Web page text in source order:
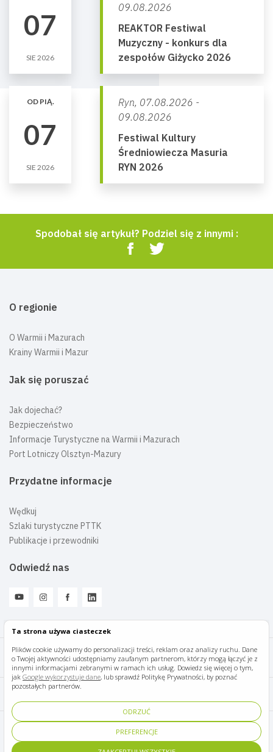
Ta strona używa ciasteczek
Plików cookie używamy do personalizacji treści, reklam oraz analizy ruchu. Dane
o Twojej aktywności udostępniamy zaufanym partnerom, którzy mogą łączyć je z
innymi informacjami zebranymi w ramach ich usług. Dowiedz się więcej o tym,
jak Google wykorzystuje dane, lub sprawdź Politykę Prywatności, by poznać
pozostałych partnerów.
ODRZUĆ
PREFERENCJE
07
SIE 2026
09.08.2026
REAKTOR Festiwal
Muzyczny - konkurs dla
zespołów Giżycko 2026
OD PIĄ.
07
SIE 2026
Ryn, 07.08.2026 -
09.08.2026
Festiwal Kultury
Średniowiecza Masuria
RYN 2026
Spodobał się artykuł? Podziel się z innymi :
O regionie
O Warmii i Mazurach
Krainy Warmii i Mazur
Jak się poruszać
Jak dojechać?
Bezpieczeństwo
Informacje Turystyczne na Warmii i Mazurach
Port Lotniczy Olsztyn-Mazury
Przydatne informacje
Wędkuj
Szlaki turystyczne PTTK
Publikacje i przewodniki
Odwiedź nas
Mazury Travel © 2026
Polityka prywatności